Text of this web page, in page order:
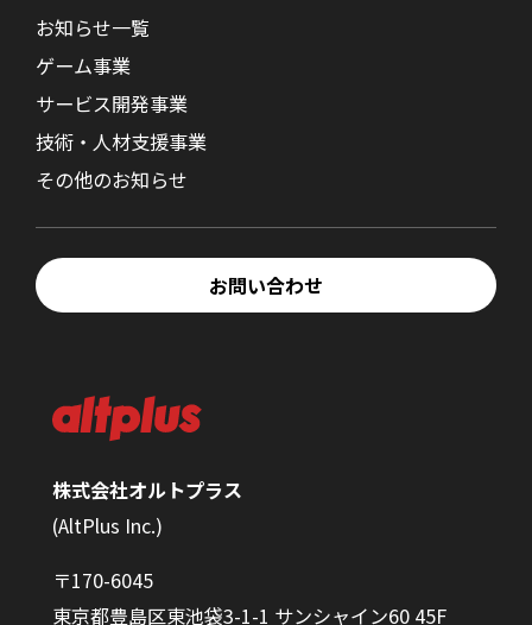
株式会社オルトプラス
(AltPlus Inc.)
〒170-6045
東京都豊島区東池袋3-1-1 サンシャイン60 45F
お知らせ一覧
ゲーム事業
サービス開発事業
技術・人材支援事業
その他のお知らせ
お問い合わせ